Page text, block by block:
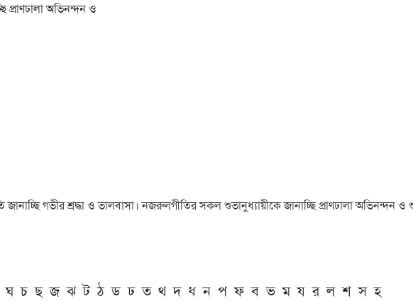
প্রাণঢালা অভিনন্দন ও
জানাচ্ছি গভীর শ্রদ্ধা ও ভালবাসা। নজরুলগীতির সকল শুভানুধ্যায়ীকে জানাচ্ছি প্রাণঢালা অভিনন্দন ও
ঘ চ ছ জ ঝ ট ঠ ড ঢ ত থ দ ধ ন প ফ ব ভ ম য র ল শ স হ